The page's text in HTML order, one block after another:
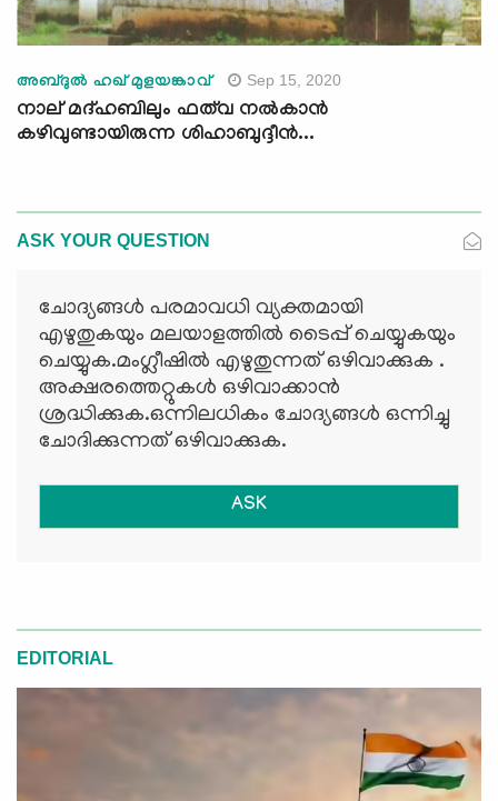
അബ്ദുല്‍ ഹഖ് മുളയങ്കാവ് Sep 15, 2020
നാല് മദ്ഹബിലും ഫത്‌വ നല്‍കാന്‍
കഴിവുണ്ടായിരുന്ന ശിഹാബുദ്ദീന്‍...
ASK YOUR QUESTION
ചോദ്യങ്ങള്‍ പരമാവധി വ്യക്തമായി
എഴുതുകയും മലയാളത്തില്‍ ടൈപ്പ് ചെയ്യുകയും
ചെയ്യുക.മംഗ്ലീഷില്‍ എഴുതുന്നത് ഒഴിവാക്കുക .
അക്ഷരത്തെറ്റുകള്‍ ഒഴിവാക്കാന്‍
ശ്രദ്ധിക്കുക.ഒന്നിലധികം ചോദ്യങ്ങള്‍ ഒന്നിച്ചു
ചോദിക്കുന്നത് ഒഴിവാക്കുക.
ASK
EDITORIAL